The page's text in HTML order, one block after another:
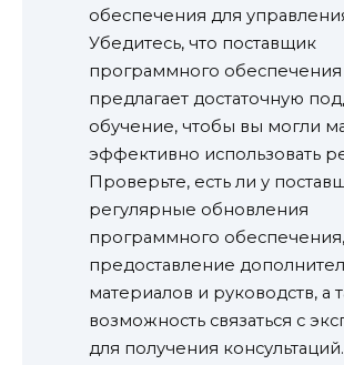
обеспечения для
Убедитесь, что поставщик
программного обеспечения
предлагает достаточную
обучение, чтобы вы могли
эффективно использовать
Проверьте, есть ли у
регулярные обновления
программного обеспечения,
предоставление
материалов и руководств, а
возможность связаться с
для получения